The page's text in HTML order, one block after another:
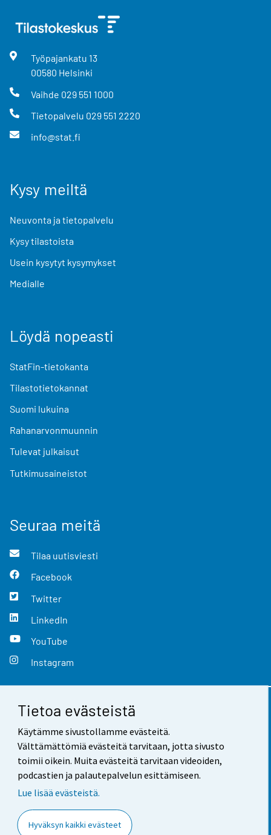
Tietoa evästeistä
Käytämme sivustollamme evästeitä.
Välttämättömiä evästeitä tarvitaan, jotta sivusto
toimii oikein. Muita evästeitä tarvitaan videoiden,
podcastien ja palautepalvelun esittämiseen.
Lue lisää evästeistä.
Hyväksyn kaikki evästeet
Työpajankatu 13
00580 Helsinki
Vaihde 029 551 1000
Tietopalvelu 029 551 2220
info@stat.fi
Kysy meiltä
Neuvonta ja tietopalvelu
Kysy tilastoista
Usein kysytyt kysymykset
Medialle
Löydä nopeasti
StatFin-tietokanta
Tilastotietokannat
Suomi lukuina
Rahanarvonmuunnin
Tulevat julkaisut
Tutkimusaineistot
Seuraa meitä
Tilaa uutisviesti
Facebook
Twitter
LinkedIn
YouTube
Instagram
Yhteystiedot
Palaute
Käyttöehdot
Saavutettavuus